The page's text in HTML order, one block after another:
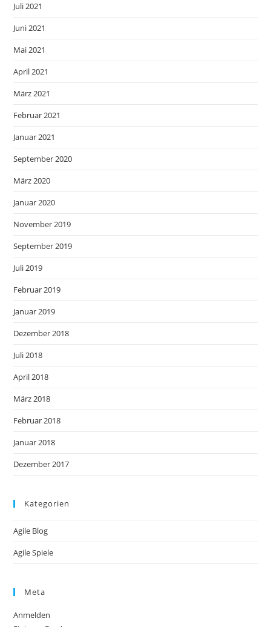
Juli 2021
Juni 2021
Mai 2021
April 2021
März 2021
Februar 2021
Januar 2021
September 2020
März 2020
Januar 2020
November 2019
September 2019
Juli 2019
Februar 2019
Januar 2019
Dezember 2018
Juli 2018
April 2018
März 2018
Februar 2018
Januar 2018
Dezember 2017
Kategorien
Agile Blog
Agile Spiele
Meta
Anmelden